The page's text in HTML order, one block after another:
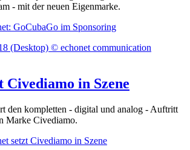
- mit der neuen Eigenmarke.
GoCubaGo im Sponsoring
Civediamo in Szene
den kompletten - digital und analog - Auftritt
Marke Civediamo.
setzt Civediamo in Szene